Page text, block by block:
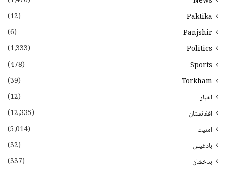
Paktika
(12)
Panjshir
(6)
Politics
(1،333)
Sports
(478)
Torkham
(39)
اخبار
(12)
افغانستان
(12،335)
امنیت
(5،014)
بادغیس
(32)
بدخشان
(337)